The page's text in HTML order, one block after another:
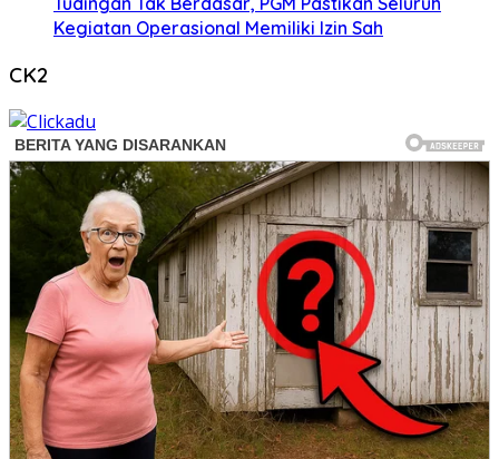
Kegiatan Operasional Memiliki Izin Sah
CK2